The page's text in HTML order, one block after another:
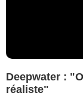
Deepwater :
réaliste"